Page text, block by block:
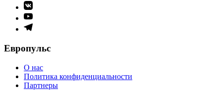
Элемент
меню
Элемент
меню
Элемент
Европульс
О нас
Политика конфиденциальности
Партнеры